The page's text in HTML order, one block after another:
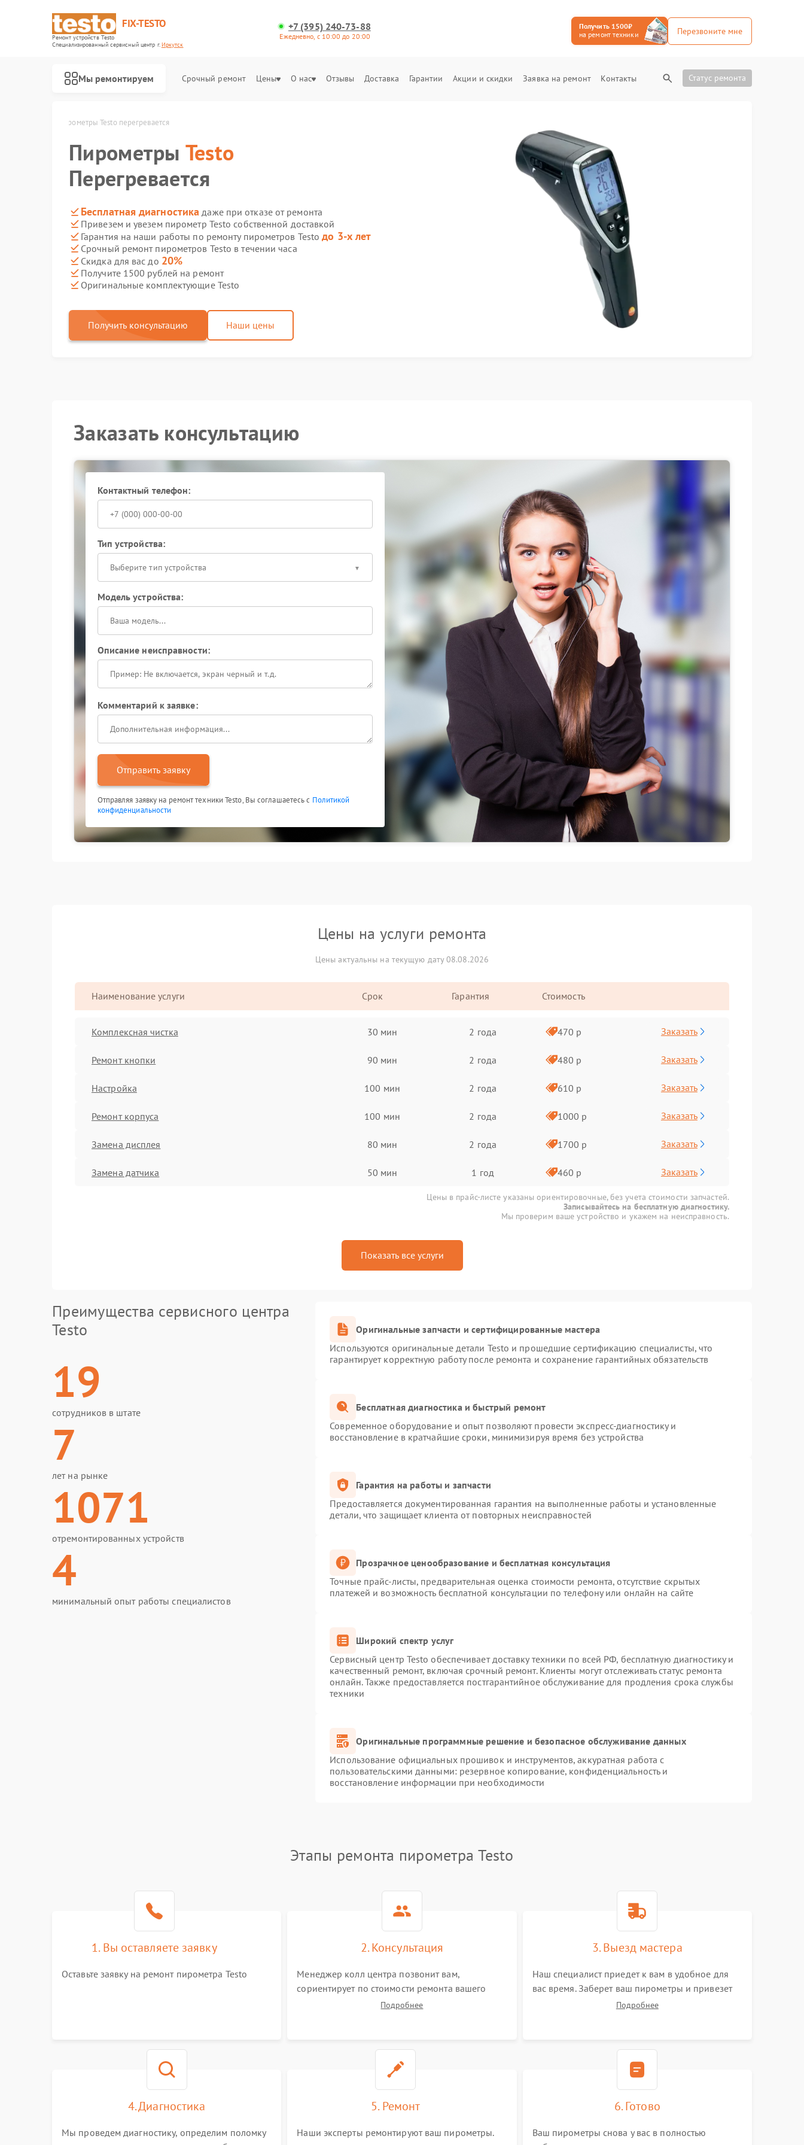
FIX-TESTO
Ремонт устройств Testo
Специализированный cервисный центр г.Иркутск
+7 (395) 240-73-88
Ежедневно, с 10:00 до 20:00
Получить 1500₽
на ремонт техники
Перезвоните мне
Мы ремонтируем Срочный ремонт Цены О нас Отзывы Доставка Гарантии Акции и скидки Заявка на ремонт Контакты Статус ремонта
Пирометры Testo перегревается
Пирометры Testo
Перегревается
Бесплатная диагностика даже при отказе от ремонта
Привезем и увезем пирометр Testo собственной доставкой
Гарантия на наши работы по ремонту пирометров Testoдо 3-х лет
Срочный ремонт пирометров Testo в течении часа
Скидка для вас до 20%
Получите 1500 рублей на ремонт
Оригинальные комплектующие Testo
Получить консультацию Наши цены
Заказать консультацию
Контактный телефон:
Тип устройства:
Выберите тип устройства
Модель устройства:
Описание неисправности:
Комментарий к заявке:
Отправить заявку
Отправляя заявку на ремонт техники Testo, Вы соглашаетесь с Политикой
конфиденциальности
Цены на услуги ремонта
Цены актуальны на текущую дату 08.08.2026
Наименование услуги Срок Гарантия Стоимость
Комплексная чистка 30 мин 2 года 470 р Заказать
Ремонт кнопки 90 мин 2 года 480 р Заказать
Настройка 100 мин 2 года 610 р Заказать
Ремонт корпуса 100 мин 2 года 1000 р Заказать
Замена дисплея 80 мин 2 года 1700 р Заказать
Замена датчика 50 мин 1 год 460 р Заказать
Цены в прайс-листе указаны ориентировочные, без учета стоимости запчастей.
Записывайтесь на бесплатную диагностику.
Мы проверим ваше устройство и укажем на неисправность.
Показать все услуги
Преимущества сервисного центра
Testo
19
сотрудников в штате
7
лет на рынке
1071
отремонтированных устройств
4
минимальный опыт работы специалистов
Оригинальные запчасти и сертифицированные мастера
Используются оригинальные детали Testo и прошедшие сертификацию специалисты, что
гарантирует корректную работу после ремонта и сохранение гарантийных обязательств
Бесплатная диагностика и быстрый ремонт
Современное оборудование и опыт позволяют провести экспресс-диагностику и
восстановление в кратчайшие сроки, минимизируя время без устройства
Гарантия на работы и запчасти
Предоставляется документированная гарантия на выполненные работы и установленные
детали, что защищает клиента от повторных неисправностей
Прозрачное ценообразование и бесплатная консультация
Точные прайс-листы, предварительная оценка стоимости ремонта, отсутствие скрытых
платежей и возможность бесплатной консультации по телефону или онлайн на сайте
Широкий спектр услуг
Сервисный центр Testo обеспечивает доставку техники по всей РФ, бесплатную диагностику и
качественный ремонт, включая срочный ремонт. Клиенты могут отслеживать статус ремонта
онлайн. Также предоставляется постгарантийное обслуживание для продления срока службы
техники
Оригинальные программные решение и безопасное обслуживание данных
Использование официальных прошивок и инструментов, аккуратная работа с
пользовательскими данными: резервное копирование, конфиденциальность и
восстановление информации при необходимости
Этапы ремонта пирометра Testo
1. Вы оставляете заявку
Оставьте заявку на ремонт пирометра Testo
2. Консультация
Менеджер колл центра позвонит вам,
сориентирует по стоимости ремонта вашего
пирометра а также ответит на все ваши
Подробнее
3. Выезд мастера
Наш специалист приедет к вам в удобное для
вас время. Заберет ваш пирометры и привезет
на склад для диагностики.
Подробнее
4. Диагностика
Мы проведем диагностику, определим поломку
5. Ремонт
Наши эксперты ремонтируют ваш пирометры.
6. Готово
Ваш пирометры снова у вас в полностью